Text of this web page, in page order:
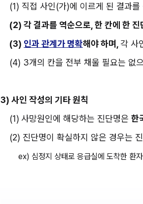
(1) 직접 사인(가)에 이르게 된 결과
(2) 각 결과를 역순으로, 한 칸에 한 진
(3) 인과 관계가 명확해야 하며, 각 사
(4) 3개의 칸을 전부 채울 필요는 없
3) 사인 작성의 기타 원칙
(1) 사망원인에 해당하는 진단명은 한
(2) 진단명이 확실하지 않은 경우는
ex) 심정지 상태로 응급실에 도착한 환